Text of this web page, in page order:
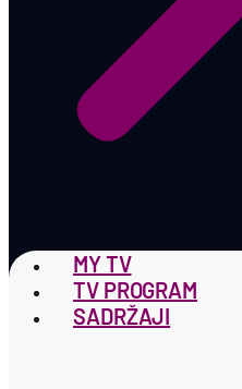
MY TV
TV PROGRAM
SADRŽAJI